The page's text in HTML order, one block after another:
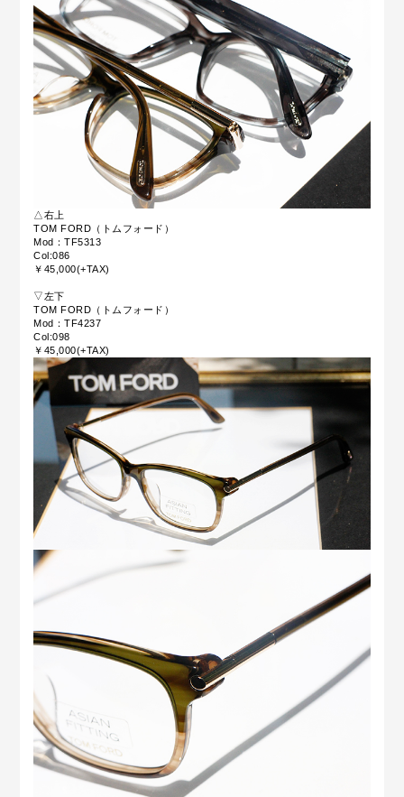
△右上
TOM FORD（トムフォード）
Mod：TF5313
Col:086
￥45,000(+TAX)
▽左下
TOM FORD（トムフォード）
Mod：TF4237
Col:098
￥45,000(+TAX)